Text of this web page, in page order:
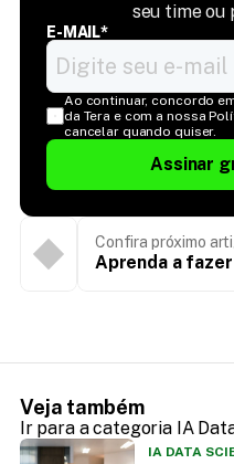
seu time ou
E-MAIL*
Ao continuar, concordo
da Tera e com a nossa
cancelar quando quiser.
Assinar
Confira próximo
Aprenda a
Veja também
Ir para a categoria IA
IA DATA